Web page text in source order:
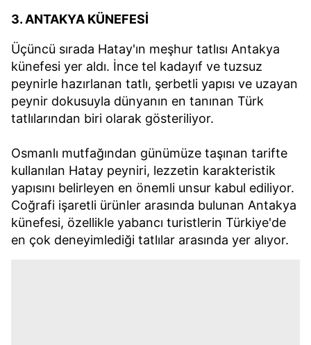
3. ANTAKYA KÜNEFESİ
Üçüncü sırada Hatay'ın meşhur tatlısı Antakya
künefesi yer aldı. İnce tel kadayıf ve tuzsuz
peynirle hazırlanan tatlı, şerbetli yapısı ve uzayan
peynir dokusuyla dünyanın en tanınan Türk
tatlılarından biri olarak gösteriliyor.
Osmanlı mutfağından günümüze taşınan tarifte
kullanılan Hatay peyniri, lezzetin karakteristik
yapısını belirleyen en önemli unsur kabul ediliyor.
Coğrafi işaretli ürünler arasında bulunan Antakya
künefesi, özellikle yabancı turistlerin Türkiye'de
en çok deneyimlediği tatlılar arasında yer alıyor.